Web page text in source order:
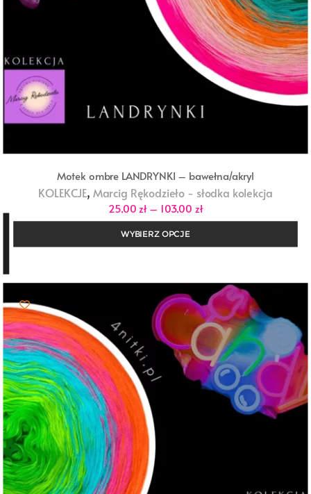
Motek ombre LANDRYNKI – bawełna/akryl
KOLEKCJE, Marcig Rękodzieło - słodka kolekcja
25,00 zł – 103,00 złZakres
cen:
do
WYBIERZ OPCJE